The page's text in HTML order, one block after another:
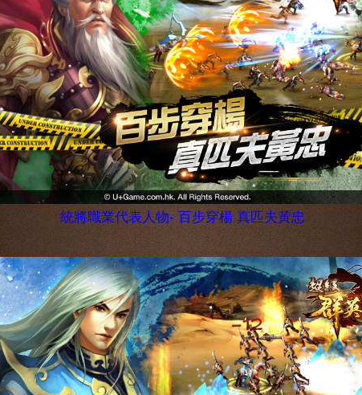
統將職業代表人物- 百步穿楊 真匹夫黃忠